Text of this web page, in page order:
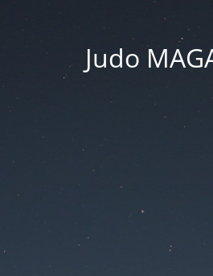
Judo